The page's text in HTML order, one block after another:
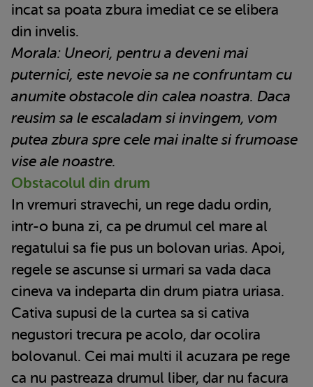
incat sa poata zbura imediat ce se elibera
din invelis.
Morala: Uneori, pentru a deveni mai
puternici, este nevoie sa ne confruntam cu
anumite obstacole din calea noastra. Daca
reusim sa le escaladam si invingem, vom
putea zbura spre cele mai inalte si frumoase
vise ale noastre.
Obstacolul din drum
In vremuri stravechi, un rege dadu ordin,
intr-o buna zi, ca pe drumul cel mare al
regatului sa fie pus un bolovan urias. Apoi,
regele se ascunse si urmari sa vada daca
cineva va indeparta din drum piatra uriasa.
Cativa supusi de la curtea sa si cativa
negustori trecura pe acolo, dar ocolira
bolovanul. Cei mai multi il acuzara pe rege
ca nu pastreaza drumul liber, dar nu facura